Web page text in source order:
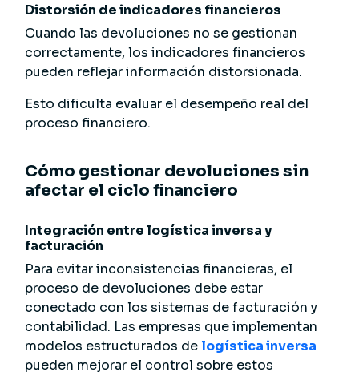
Distorsión de indicadores financieros
Cuando las devoluciones no se gestionan
correctamente, los indicadores financieros
pueden reflejar información distorsionada.
Esto dificulta evaluar el desempeño real del
proceso financiero.
Cómo gestionar devoluciones sin
afectar el ciclo financiero
Integración entre logística inversa y
facturación
Para evitar inconsistencias financieras, el
proceso de devoluciones debe estar
conectado con los sistemas de facturación y
contabilidad. Las empresas que implementan
modelos estructurados de logística inversa
pueden mejorar el control sobre estos